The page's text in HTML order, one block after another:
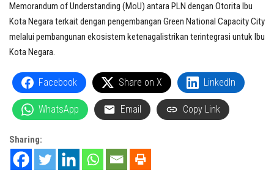
Memorandum of Understanding (MoU) antara PLN dengan Otorita Ibu
Kota Negara terkait dengan pengembangan Green National Capacity City
melalui pembangunan ekosistem ketenagalistrikan terintegrasi untuk Ibu
Kota Negara.
Facebook Share on X LinkedIn
WhatsApp Email Copy Link
Sharing: